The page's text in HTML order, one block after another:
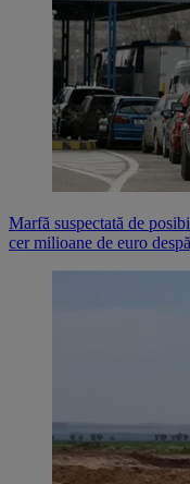
Marfă suspectată de
cer milioane de euro